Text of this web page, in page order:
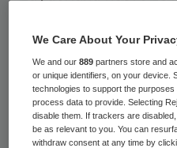
euro. Zuyderland
(ziekenhuis en ggz)
voor 7,5 miljoen
(zorgcentra,
en jgz) voor 3,8
We Care About Your
We and our889 partners store and
or unique identifiers, on your device.
technologies to support the
process data to provide. Selecting
disable them. If trackers are
be as relevant to you. You can
withdraw consent at any time by